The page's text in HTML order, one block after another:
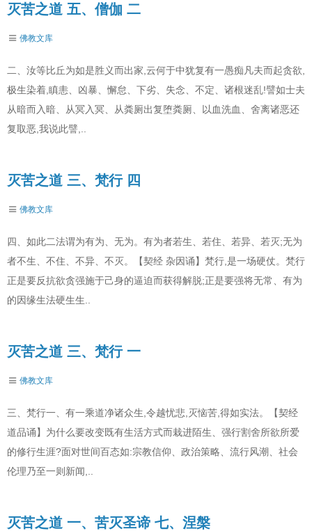
灭苦之道 五、僧伽 二
佛教文库
二、汝等比丘为如是胜义而出家,云何于中犹复有一愚痴凡夫而起贪欲,
极生染着,瞋恚、凶暴、懈怠、下劣、失念、不定、诸根迷乱!譬如士夫
从暗而入暗、从冥入冥、从粪厕出复堕粪厕、以血洗血、舍离诸恶还
复取恶,我说此譬,..
灭苦之道 三、梵行 四
佛教文库
四、如此二法谓为有为、无为。有为者若生、若住、若异、若灭;无为
者不生、不住、不异、不灭。【契经 杂因诵】梵行,是一场硬仗。梵行
正是要反抗欲贪强施于己身的逼迫而获得解脱;正是要强将无常、有为
的因缘生法硬生生..
灭苦之道 三、梵行 一
佛教文库
三、梵行一、有一乘道净诸众生,令越忧悲,灭恼苦,得如实法。【契经
道品诵】为什么要改变既有生活方式而栽进陌生、强行割舍所欲所爱
的修行生涯?面对世间百态如:宗教信仰、政治策略、流行风潮、社会
伦理乃至一则新闻,..
灭苦之道 一、苦灭圣谛 七、涅槃